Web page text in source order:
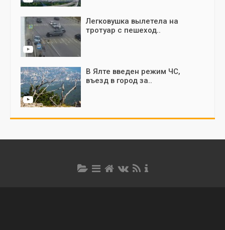
Легковушка вылетела на
тротуар с пешеход..
В Ялте введен режим ЧС,
въезд в город за..